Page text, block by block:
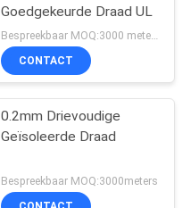
Goedgekeurde Draad UL
Bespreekbaar MOQ:3000 meters
CONTACT
0.2mm Drievoudige
Geïsoleerde Draad
Bespreekbaar MOQ:3000meters